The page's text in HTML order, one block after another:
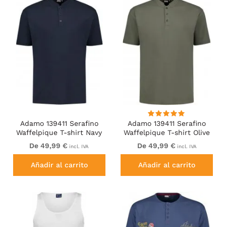
Adamo 139411 Serafino
Waffelpique T-shirt Navy
De 49,99 € incl. IVA
Añadir al carrito
Adamo 139411 Serafino
Waffelpique T-shirt Olive
Green
De 49,99 € incl. IVA
Añadir al carrito